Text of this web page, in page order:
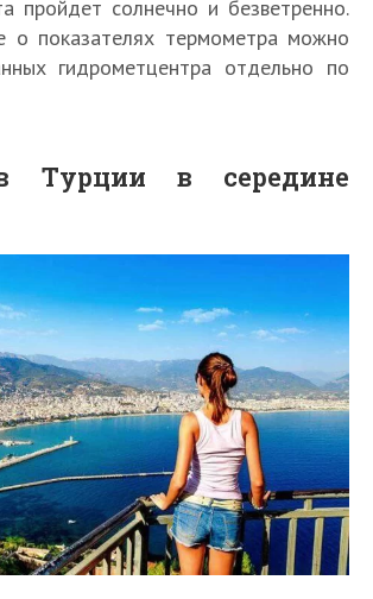
пройдет солнечно и безветренно.
о показателях термометра можно
гидрометцентра отдельно по
Турции в середине